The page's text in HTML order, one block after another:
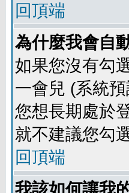
回頂端
為什麼我會自
如果您沒有勾
一會兒 (系統
您想長期處於
就不建議您勾
回頂端
我該如何讓我